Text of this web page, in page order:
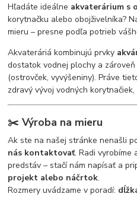
Hľadáte ideálne akvaterárium s
korytnačku alebo obojživelníka?
mieru – presne podľa potrieb
Akvateráriá kombinujú prvky
dostatok vodnej plochy a
(ostrovček, vyvýšeniny). Práve
zdravý vývoj vodných korytnačiek,
✂️Výroba na mieru
Ak ste na našej stránke nenašli
nás kontaktovať. Radi vyrobíme
predstáv – stačí nám napísať a
projekt alebo náčrtok.
Rozmery uvádzame v poradí: